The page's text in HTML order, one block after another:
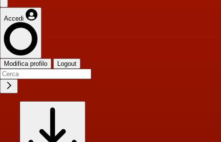
Accedi
Modifica profilo Logout